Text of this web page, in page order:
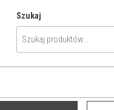
Szukaj